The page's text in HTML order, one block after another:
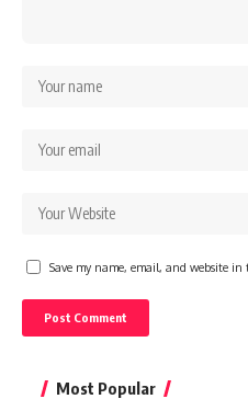
Save my name, email, and website
Most Popular